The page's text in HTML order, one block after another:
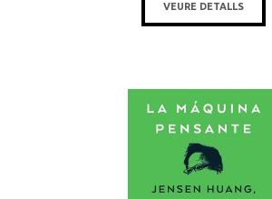
VEURE DETALLS